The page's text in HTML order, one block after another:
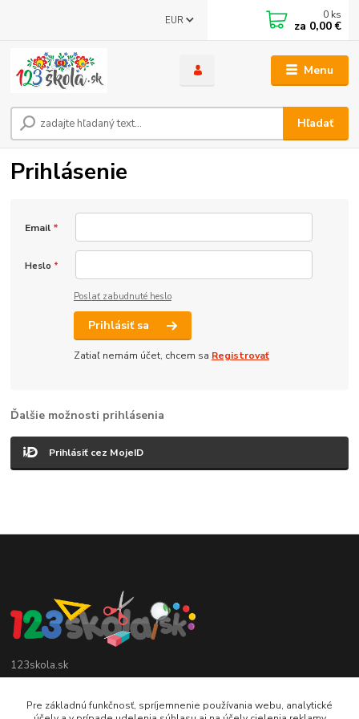
Menu
EUR
Hľadať
0 ks
za 0,00 €
Prihlásenie
Email *
Heslo *
Poslať zabudnuté heslo
Prihlásiť sa
Zatiaľ nemám účet, chcem sa Registrovať
Ďalšie možnosti prihlásenia
Prihlásiť cez MojeID
123skola.sk
0905 990 696
Pre základnú funkčnosť, spríjemnenie používania webu, analytické